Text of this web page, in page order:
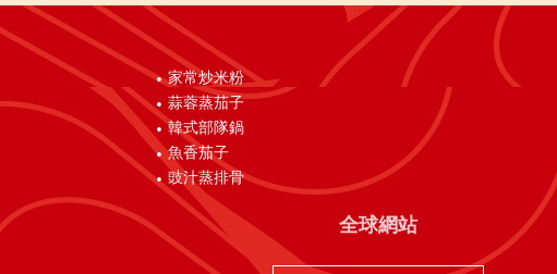
家常炒米粉
蒜蓉蒸茄子
韓式部隊鍋
魚香茄子
豉汁蒸排骨
全球網站